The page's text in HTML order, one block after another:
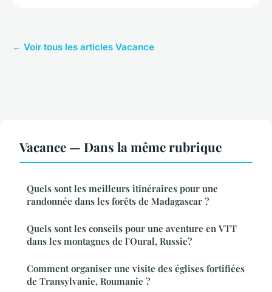
← Voir tous les articles Vacance
Vacance — Dans la même rubrique
Quels sont les meilleurs itinéraires pour une
randonnée dans les forêts de Madagascar ?
Quels sont les conseils pour une aventure en VTT
dans les montagnes de l'Oural, Russie?
Comment organiser une visite des églises fortifiées
de Transylvanie, Roumanie ?